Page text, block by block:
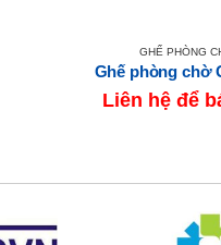
GHẾ PHÒNG
Ghế phòng chờ
Liên hệ để